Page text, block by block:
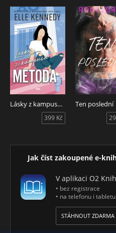
Lásky z kampusu: Metoda
399 Kč
Ten poslední
Jak číst zakoupené e-
V aplikaci O2
• bez registrace
• na telefonu i tabletu
STÁHNOUT ZDARMA